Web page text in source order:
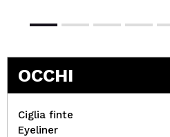
OCCHI
Ciglia finte
Eyeliner